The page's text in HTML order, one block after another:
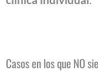
Casos en los que NO